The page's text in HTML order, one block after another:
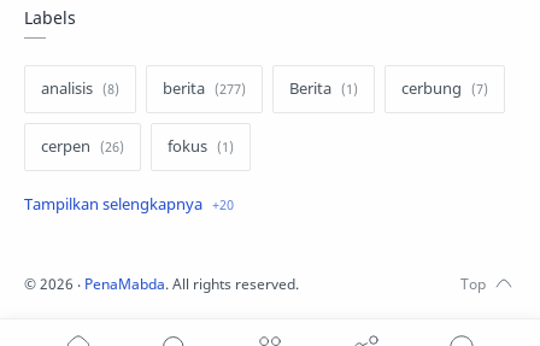
Labels
analisis berita Berita cerbung
cerpen fokus
hukum internasional
©2026 ‧ PenaMabda. All rights reserved.